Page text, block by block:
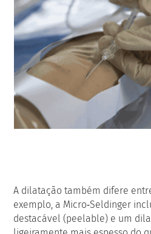
A dilatação também difere
exemplo, a Micro‑Seldinger
destacável (peelable) e um